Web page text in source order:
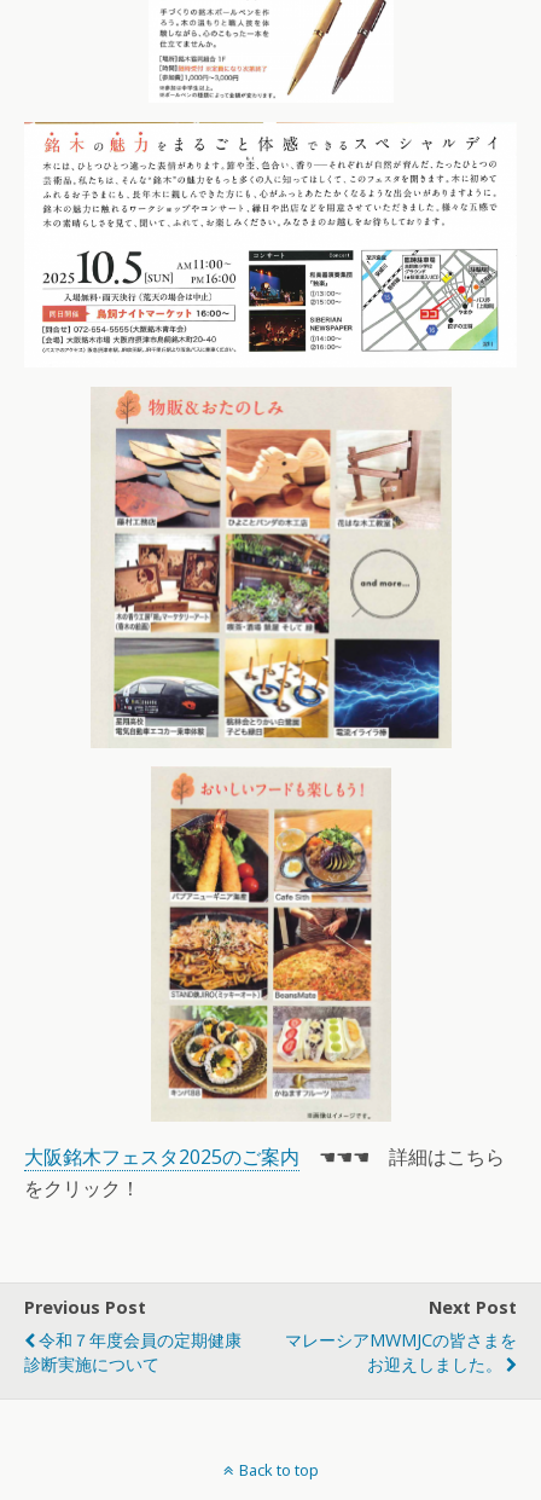
大阪銘木フェスタ2025のご案内 ☚☚☚ 詳細はこちら
をクリック！
Previous Post
令和７年度会員の定期健康
診断実施について
Next Post
マレーシアMWMJCの皆さまを
お迎えしました。
Back to top